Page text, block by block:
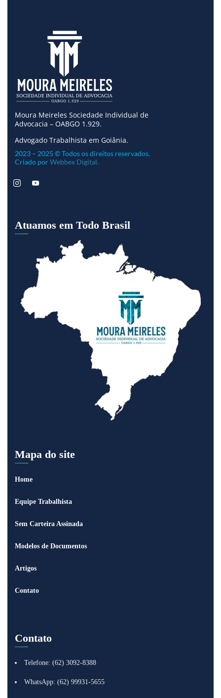
Moura Meireles Sociedade Individual de
Advocacia – OABGO 1.929.
Advogado Trabalhista em Goiânia.
2023 – 2025 © Todos os direitos reservados.
Criado porWebbex Digital.
Atuamos em Todo Brasil
Mapa do site
Home
Equipe Trabalhista
Sem Carteira Assinada
Modelos de Documentos
Artigos
Contato
Contato
Telefone: (62) 3092-8388
WhatsApp: (62) 99931-5655